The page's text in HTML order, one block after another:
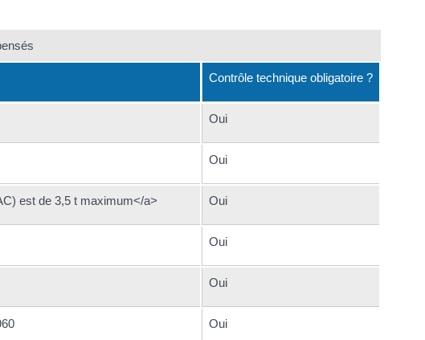
Contrôle technique obligatoire ?
Oui
Oui
est de 3,5 t maximum</a> Oui
Oui
Oui
Oui